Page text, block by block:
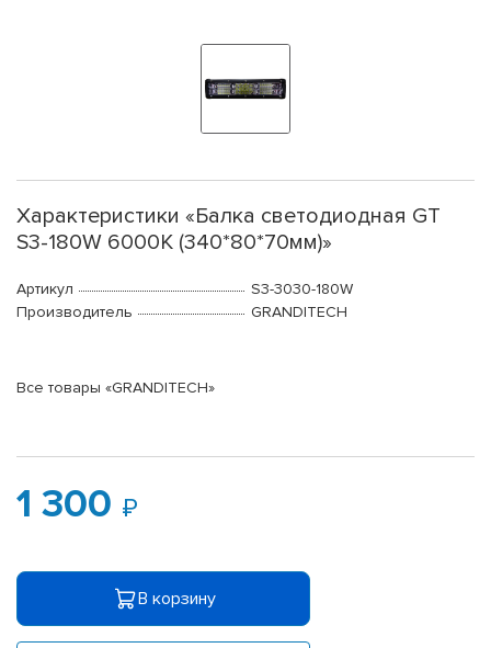
Характеристики «Балка светодиодная GT
S3-180W 6000K (340*80*70мм)»
Артикул
S3-3030-180W
Производитель
GRANDITECH
Все товары «GRANDITECH»
1 300
В корзину